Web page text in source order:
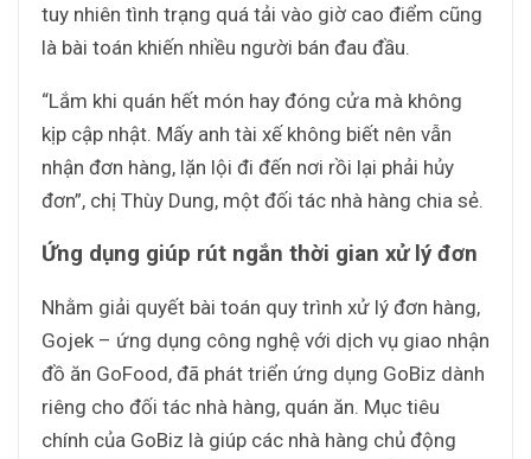
tuy nhiên tình trạng quá tải vào giờ cao điểm cũng
là bài toán khiến nhiều người bán đau đầu.
“Lắm khi quán hết món hay đóng cửa mà không
kịp cập nhật. Mấy anh tài xế không biết nên vẫn
nhận đơn hàng, lặn lội đi đến nơi rồi lại phải hủy
đơn”, chị Thùy Dung, một đối tác nhà hàng chia sẻ.
Ứng dụng giúp rút ngắn thời gian xử lý đơn
Nhằm giải quyết bài toán quy trình xử lý đơn hàng,
Gojek – ứng dụng công nghệ với dịch vụ giao nhận
đồ ăn GoFood, đã phát triển ứng dụng GoBiz dành
riêng cho đối tác nhà hàng, quán ăn. Mục tiêu
chính của GoBiz là giúp các nhà hàng chủ động